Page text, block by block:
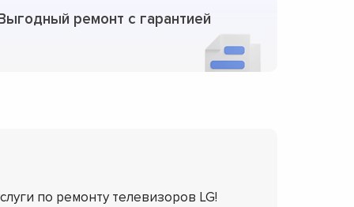
ремонт с гарантией
по ремонту телевизоров LG!